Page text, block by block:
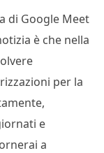
di Google Meet
è che nella
per la
e
a